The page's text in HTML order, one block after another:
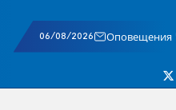
06/08/2026 Оповещения